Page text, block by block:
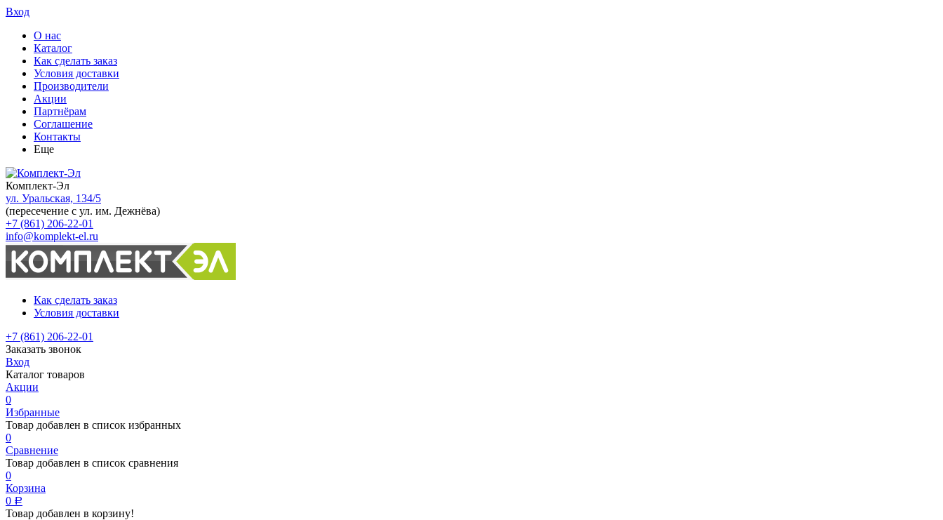
Вход
О нас
Каталог
Как сделать заказ
Условия доставки
Производители
Акции
Партнёрам
Соглашение
Контакты
Еще
Комплект-Эл
ул. Уральская, 134/5
(пересечение с ул. им. Дежнёва)
+7 (861) 206-22-01
info@komplekt-el.ru
Как сделать заказ
Условия доставки
+7 (861) 206-22-01
Заказать звонок
Вход
Каталог товаров
Акции
0
Избранные
Товар добавлен в список избранных
0
Сравнение
Товар добавлен в список сравнения
0
Корзина
0 Р
Товар добавлен в корзину!